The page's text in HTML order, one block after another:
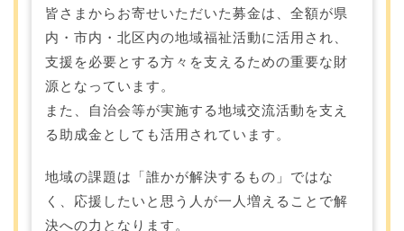
皆さまからお寄せいただいた募金は、全額が県
内・市内・北区内の地域福祉活動に活用され、
支援を必要とする方々を支えるための重要な財
源となっています。
また、自治会等が実施する地域交流活動を支え
る助成金としても活用されています。
地域の課題は「誰かが解決するもの」ではな
く、応援したいと思う人が一人増えることで解
決への力となります。